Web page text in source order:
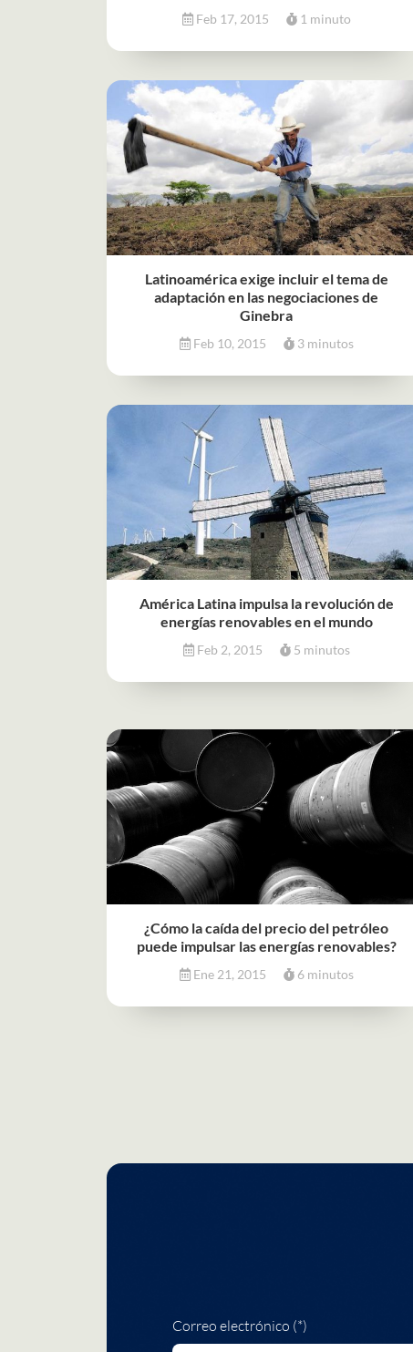
Feb 17, 2015 1 minuto
Latinoamérica exige incluir el tema de
adaptación en las negociaciones de
Ginebra
Feb 10, 2015 3 minutos
América Latina impulsa la revolución de
energías renovables en el mundo
Feb 2, 2015 5 minutos
¿Cómo la caída del precio del petróleo
puede impulsar las energías renovables?
Ene 21, 2015 6 minutos
Correo electrónico (*)